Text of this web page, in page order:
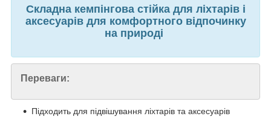
Складна кемпінгова стійка для ліхтарів і
аксесуарів для комфортного відпочинку
на природі
Переваги:
Підходить для підвішування ліхтарів та аксесуарів